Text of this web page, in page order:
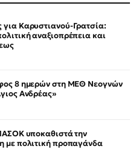
Καρυστιανού-Γρατσία:
αναξιοπρέπεια και
8 ημερών στη ΜΕΘ Νεογνών
Ανδρέας»
υποκαθιστά την
με πολιτική προπαγάνδα